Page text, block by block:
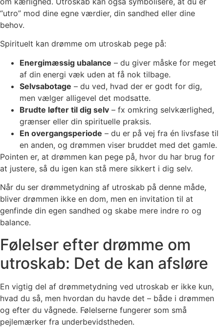
“utro” mod dine egne værdier, din sandhed eller dine
behov.
Spirituelt kan drømme om utroskab pege på:
Energimæssig ubalance – du giver måske for meget
af din energi væk uden at få nok tilbage.
Selvsabotage – du ved, hvad der er godt for dig,
men vælger alligevel det modsatte.
Brudte løfter til dig selv – fx omkring selvkærlighed,
grænser eller din spirituelle praksis.
En overgangsperiode – du er på vej fra én livsfase til
en anden, og drømmen viser bruddet med det gamle.
Pointen er, at drømmen kan pege på, hvor du har brug for
at justere, så du igen kan stå mere sikkert i dig selv.
Når du ser drømmetydning af utroskab på denne måde,
bliver drømmen ikke en dom, men en invitation til at
genfinde din egen sandhed og skabe mere indre ro og
balance.
Følelser efter drømme om
utroskab: Det de kan afsløre
En vigtig del af drømmetydning ved utroskab er ikke kun,
hvad du så, men hvordan du havde det – både i drømmen
og efter du vågnede. Følelserne fungerer som små
pejlemærker fra underbevidstheden.